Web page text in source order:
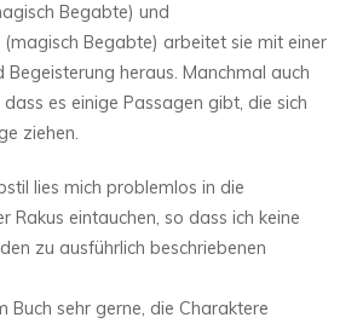
Begabte) und
Begabte) arbeitet sie mit einer
Begeisterung heraus. Manchmal auch
es einige Passagen gibt, die sich
ziehen.
lies mich problemlos in die
Rakus eintauchen, so dass ich keine
zu ausführlich beschriebenen
Buch sehr gerne, die Charaktere